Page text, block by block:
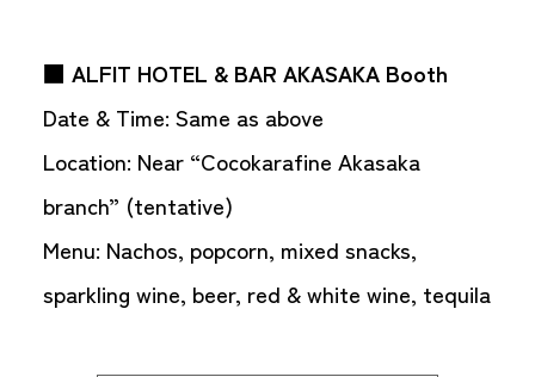
■ ALFIT HOTEL & BAR AKASAKA Booth
Date & Time: Same as above
Location: Near “Cocokarafine Akasaka
branch” (tentative)
Menu: Nachos, popcorn, mixed snacks,
sparkling wine, beer, red & white wine, tequila